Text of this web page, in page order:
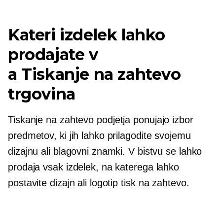
Kateri izdelek lahko
prodajate v
a Tiskanje na zahtevo
trgovina
Tiskanje na zahtevo podjetja ponujajo izbor
predmetov, ki jih lahko prilagodite svojemu
dizajnu ali blagovni znamki. V bistvu se lahko
prodaja vsak izdelek, na katerega lahko
postavite dizajn ali logotiptisk na zahtevo.